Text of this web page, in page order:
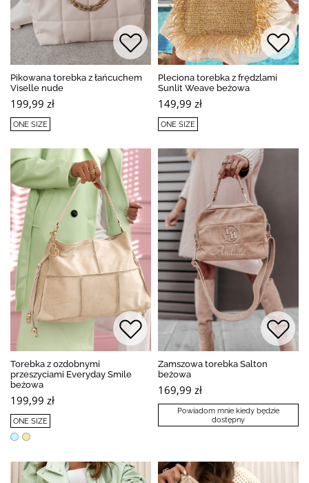
Pikowana torebka z łańcuchem
Viselle nude
199,99 zł
ONE SIZE
Pleciona torebka z frędzlami
Sunlit Weave beżowa
149,99 zł
ONE SIZE
Torebka z ozdobnymi
przeszyciami Everyday Smile
beżowa
199,99 zł
ONE SIZE
Zamszowa torebka Salton
beżowa
169,99 zł
Powiadom mnie kiedy będzie
dostępny